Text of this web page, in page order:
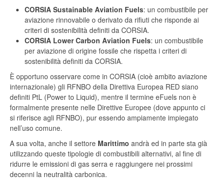
CORSIA Sustainable Aviation Fuels: un combustibile per
aviazione rinnovabile o derivato da rifiuti che risponde ai
criteri di sostenibilità definiti da CORSIA.
CORSIA Lower Carbon Aviation Fuels: un combustibile
per aviazione di origine fossile che rispetta i criteri di
sostenibilità definiti da CORSIA.
È opportuno osservare come in CORSIA (cioè ambito aviazione
internazionale) gli RFNBO della Direttiva Europea RED siano
definiti PtL (Power to Liquid), mentre il termine eFuels non è
formalmente presente nelle Direttive Europee (dove appunto ci
si riferisce agli RFNBO), pur essendo ampiamente impiegato
nell’uso comune.
A sua volta, anche il settore Marittimo andrà ed in parte sta già
utilizzando queste tipologie di combustibili alternativi, al fine di
ridurre le emissioni di gas serra e raggiungere nei prossimi
decenni la neutralità carbonica.